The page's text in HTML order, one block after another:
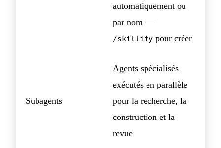
automatiquement ou
par nom —
/skillify pour créer
Subagents
Agents spécialisés
exécutés en parallèle
pour la recherche, la
construction et la
revue